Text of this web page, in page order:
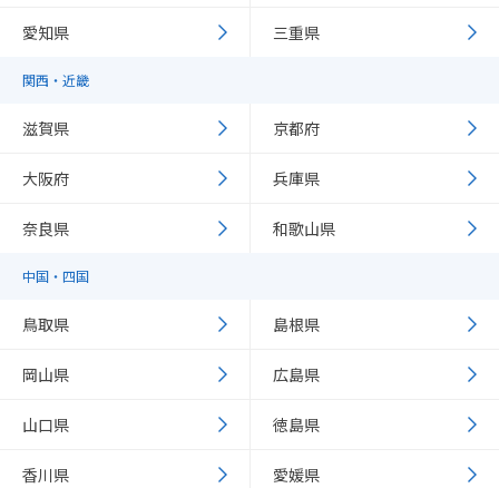
愛知県 三重県
関西・近畿
滋賀県 京都府
大阪府 兵庫県
奈良県 和歌山県
中国・四国
鳥取県 島根県
岡山県 広島県
山口県 徳島県
香川県 愛媛県